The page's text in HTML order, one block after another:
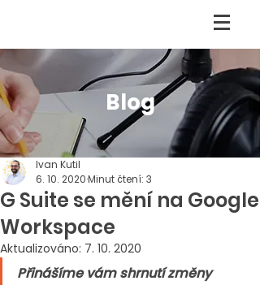
Blog
G Suite se mění na Google
Workspace
Ivan Kutil
6. 10. 2020Minut čtení: 3
Aktualizováno: 7. 10. 2020
Přinášíme vám shrnutí změny